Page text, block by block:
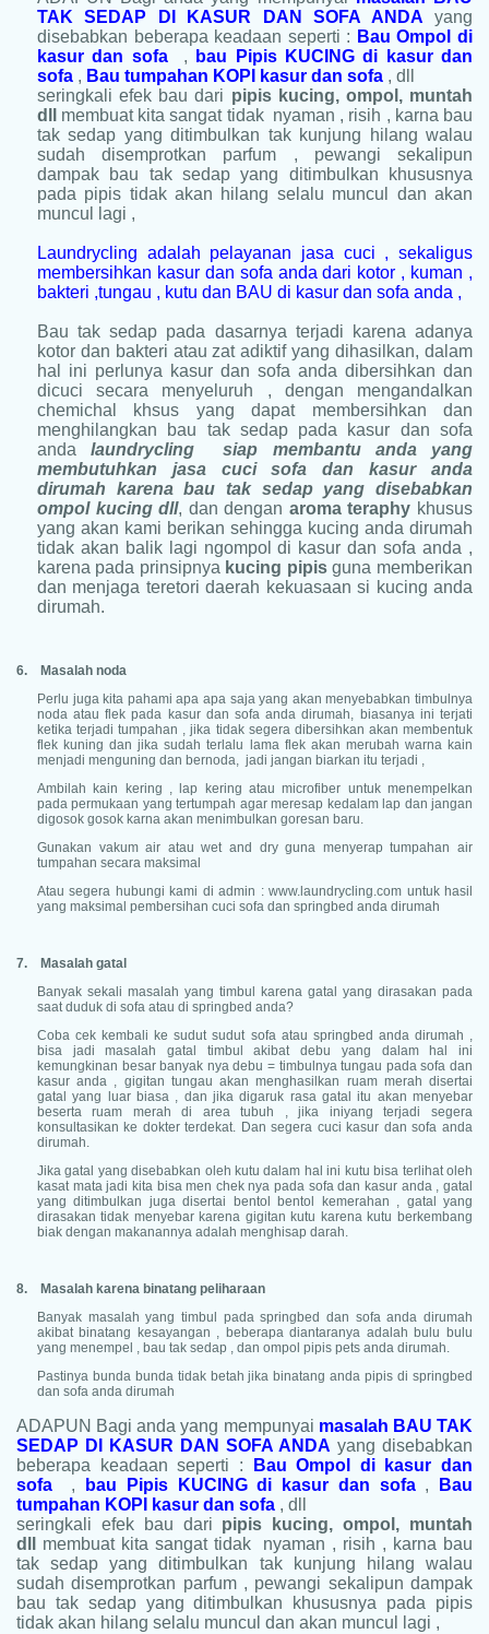
TAK SEDAP DI KASUR DAN SOFA ANDA
yang
disebabkan beberapa keadaan seperti : Bau Ompol di
kasur dan sofa,
bau Pipis KUCING di kasur dan
sofa, Bau tumpahan KOPI kasur dan sofa, dll
seringkali efek bau dari pipis kucing, ompol, muntah
dll
membuat kita sangat tidak nyaman , risih , karna bau
tak sedap yang ditimbulkan tak kunjung hilang walau
sudah disemprotkan parfum , pewangi sekalipun
dampak bau tak sedap yang ditimbulkan khususnya
pada pipis tidak akan hilang selalu muncul dan akan
muncul lagi ,
Laundrycling adalah pelayanan jasa cuci , sekaligus
membersihkan kasur dan sofa anda dari kotor , kuman ,
bakteri ,tungau , kutu dan BAU di kasur dan sofa anda ,
Bau tak sedap pada dasarnya terjadi karena adanya
kotor dan bakteri atau zat adiktif yang dihasilkan, dalam
hal ini perlunya kasur dan sofa anda dibersihkan dan
dicuci secara menyeluruh , dengan mengandalkan
chemichal khsus yang dapat membersihkan dan
menghilangkan bau tak sedap pada kasur dan sofa
andalaundrycling siap membantu anda yang
membutuhkan jasa cuci sofa dan kasur anda
dirumah karena bau tak sedap yang disebabkan
ompol kucing dll, dan dengan aroma teraphy khusus
yang akan kami berikan sehingga kucing anda dirumah
tidak akan balik lagi ngompol di kasur dan sofa anda ,
karena pada prinsipnya kucing pipisguna memberikan
dan menjaga teretori daerah kekuasaan si kucing anda
dirumah.
6.
Masalah noda
Perlu juga kita pahami apa apa saja yang akan menyebabkan timbulnya
noda atau flek pada kasur dan sofa anda dirumah, biasanya ini terjati
ketika terjadi tumpahan , jika tidak segera dibersihkan akan membentuk
flek kuning dan jika sudah terlalu lama flek akan merubah warna kain
menjadi menguning dan bernoda, jadi jangan biarkan itu terjadi ,
Ambilah kain kering , lap kering atau microfiber untuk menempelkan
pada permukaan yang tertumpah agar meresap kedalam lap dan jangan
digosok gosok karna akan menimbulkan goresan baru.
Gunakan vakum air atau wet and dry guna menyerap tumpahan air
tumpahan secara maksimal
Atau segera hubungi kami di admin : www.laundrycling.com untuk hasil
yang maksimal pembersihan cuci sofa dan springbed anda dirumah
7.
Masalah gatal
Banyak sekali masalah yang timbul karena gatal yang dirasakan pada
saat duduk di sofa atau di springbed anda?
Coba cek kembali ke sudut sudut sofa atau springbed anda dirumah ,
bisa jadi masalah gatal timbul akibat debu yang dalam hal ini
kemungkinan besar banyak nya debu = timbulnya tungau pada sofa dan
kasur anda , gigitan tungau akan menghasilkan ruam merah disertai
gatal yang luar biasa , dan jika digaruk rasa gatal itu akan menyebar
beserta ruam merah di area tubuh , jika iniyang terjadi segera
konsultasikan ke dokter terdekat. Dan segera cuci kasur dan sofa anda
dirumah.
Jika gatal yang disebabkan oleh kutu dalam hal ini kutu bisa terlihat oleh
kasat mata jadi kita bisa men chek nya pada sofa dan kasur anda , gatal
yang ditimbulkan juga disertai bentol bentol kemerahan , gatal yang
dirasakan tidak menyebar karena gigitan kutu karena kutu berkembang
biak dengan makanannya adalah menghisap darah.
8.
Masalah karena binatang peliharaan
Banyak masalah yang timbul pada springbed dan sofa anda dirumah
akibat binatang kesayangan , beberapa diantaranya adalah bulu bulu
yang menempel , bau tak sedap , dan ompol pipis pets anda dirumah.
Pastinya bunda bunda tidak betah jika binatang anda pipis di springbed
dan sofa anda dirumah
ADAPUN Bagi anda yang mempunyai masalah BAU TAK
SEDAP DI KASUR DAN SOFA ANDA yang disebabkan
beberapa keadaan seperti :
Bau Ompol di kasur dan
sofa , bau Pipis KUCING di kasur dan sofa,
Bau
tumpahan KOPI kasur dan sofa , dll
seringkali efek bau dari pipis kucing, ompol, muntah
dll
membuat kita sangat tidak nyaman , risih , karna bau
tak sedap yang ditimbulkan tak kunjung hilang walau
sudah disemprotkan parfum , pewangi sekalipun dampak
bau tak sedap yang ditimbulkan khususnya pada pipis
tidak akan hilang selalu muncul dan akan muncul lagi ,